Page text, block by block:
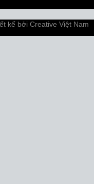
kế bởi Creative Việt Nam